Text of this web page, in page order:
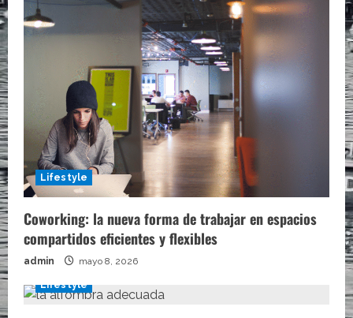
Lifestyle
Coworking: la nueva forma de trabajar en espacios
compartidos eficientes y flexibles
admin mayo 8, 2026
Lifestyle